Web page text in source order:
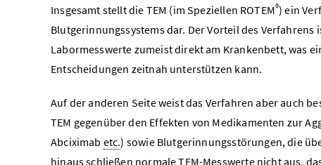
Insgesamt stellt die TEM (im Speziellen ROTEM®) ein
Blutgerinnungssystems dar. Der Vorteil des
Labormesswerte zumeist direkt am Krankenbett, was
Entscheidungen zeitnah unterstützen kann.
Auf der anderen Seite weist das Verfahren aber auch
TEM gegenüber den Effekten von Medikamenten zur
Abciximab etc.) sowie Blutgerinnungsstörungen, die
hinaus schließen normale TEM-Messwerte nicht aus,